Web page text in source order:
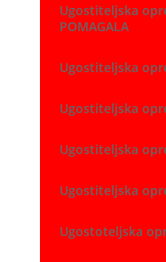
Ugostiteljska
POMAGALA
Ugostiteljska
Ugostiteljska
Ugostiteljska
Ugostiteljska
Ugostoteljska